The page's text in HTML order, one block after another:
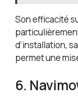
Son efficacité
d’installation,
permet une
6.